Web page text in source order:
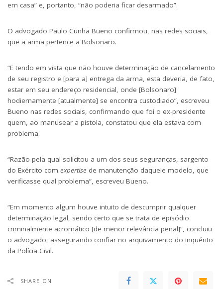
em casa” e, portanto, “não poderia ficar desarmado”.
O advogado Paulo Cunha Bueno confirmou, nas redes sociais,
que a arma pertence a Bolsonaro.
“E tendo em vista que não houve determinação de cancelamento
de seu registro e [para a] entrega da arma, esta deveria, de fato,
estar em seu endereço residencial, onde [Bolsonaro]
hodiernamente [atualmente] se encontra custodiado”, escreveu
Bueno nas redes sociais, confirmando que foi o ex-presidente
quem, ao manusear a pistola, constatou que ela estava com
problema.
“Razão pela qual solicitou a um dos seus seguranças, sargento
do Exército com expertise de manutenção daquele modelo, que
verificasse qual problema”, escreveu Bueno.
“Em momento algum houve intuito de descumprir qualquer
determinação legal, sendo certo que se trata de episódio
criminalmente acromático [de menor relevância penal]”, concluiu
o advogado, assegurando confiar no arquivamento do inquérito
da Polícia Civil.
SHARE ON